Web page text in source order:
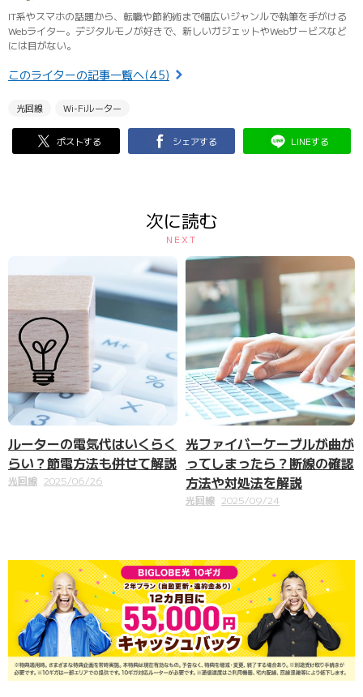
IT系やスマホの話題から、転職や節約術まで幅広いジャンルで執筆を手がける
Webライター。デジタルモノが好きで、新しいガジェットやWebサービスなど
には目がない。
このライターの記事一覧へ(45)
光回線 Wi-Fiルーター
ポストする シェアする LINEする
次に読む
NEXT
ルーターの電気代はいくらく
らい？節電方法も併せて解説
光回線 2025/06/26
光ファイバーケーブルが曲が
ってしまったら？断線の確認
方法や対処法を解説
光回線 2025/09/24